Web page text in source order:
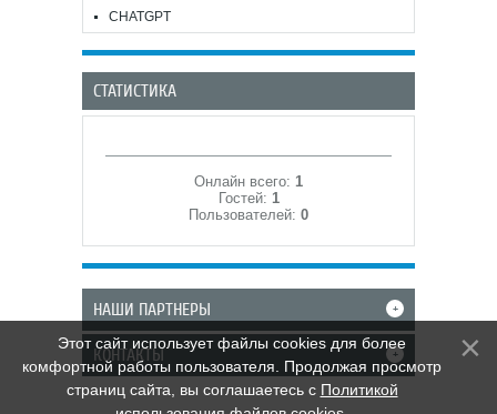
CHATGPT
СТАТИСТИКА
Онлайн всего: 1
Гостей: 1
Пользователей: 0
НАШИ ПАРТНЕРЫ +
КОНТАКТЫ +
Этот сайт использует файлы cookies для более
комфортной работы пользователя. Продолжая просмотр
страниц сайта, вы соглашаетесь с Политикой